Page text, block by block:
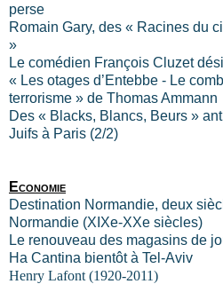
perse
Romain Gary, des « Racines du
»
Le comédien François Cluzet
« Les otages d’Entebbe - Le
terrorisme » de Thomas Ammann
Des « Blacks, Blancs, Beurs »
Juifs à Paris (2/2)
Economie
Destination Normandie, deux
Normandie (XIXe-XXe siècles)
Le renouveau des magasins de
Ha Cantina bientôt à Tel-Aviv
Henry Lafont (1920-2011)